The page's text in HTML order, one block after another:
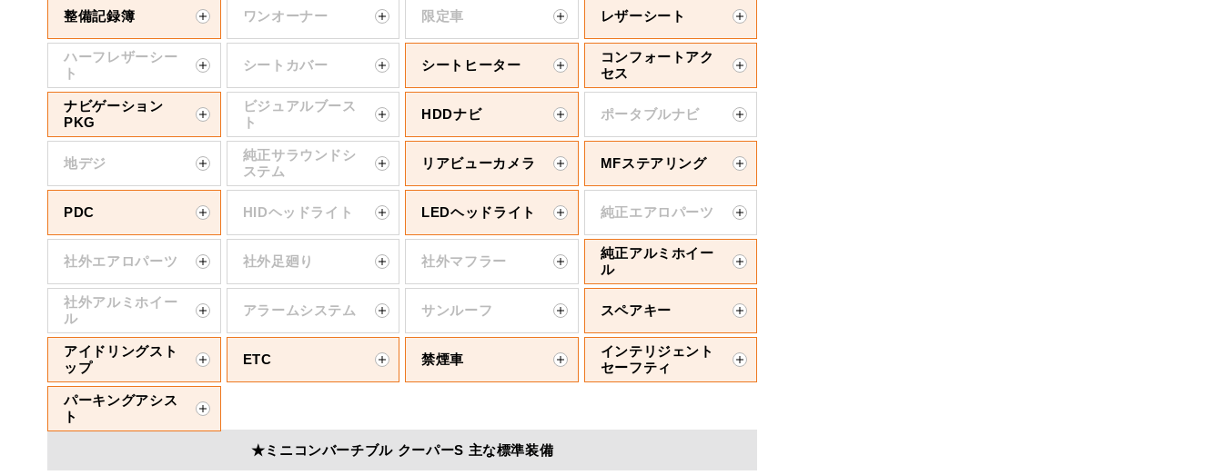
整備記録簿 ワンオーナー 限定車 レザーシート
ハーフレザーシー
ト
シートカバー シートヒーター
コンフォートアク
セス
ナビゲーション
PKG
ビジュアルブース
ト
HDDナビ ポータブルナビ
地デジ
純正サラウンドシ
ステム
リアビューカメラ MFステアリング
PDC HIDヘッドライト LEDヘッドライト 純正エアロパーツ
社外エアロパーツ 社外足廻り 社外マフラー
純正アルミホイー
ル
社外アルミホイー
ル
アラームシステム サンルーフ スペアキー
アイドリングスト
ップ
ETC 禁煙車
インテリジェント
セーフティ
パーキングアシス
ト
★ミニコンバーチブル クーパーS 主な標準装備